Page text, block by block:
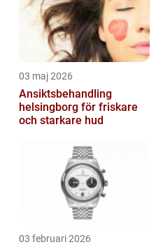
03 maj 2026
Ansiktsbehandling
helsingborg för friskare
och starkare hud
03 februari 2026